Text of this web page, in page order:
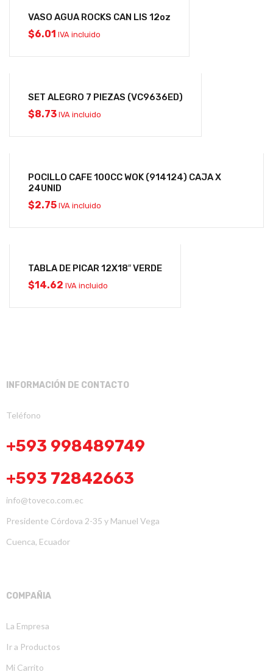
VASO AGUA ROCKS CAN LIS 12oz
$6.01 IVA incluido
SET ALEGRO 7 PIEZAS (VC9636ED)
$8.73 IVA incluido
POCILLO CAFE 100CC WOK (914124) CAJA X
24UNID
$2.75 IVA incluido
TABLA DE PICAR 12X18″ VERDE
$14.62 IVA incluido
INFORMACIÓN DE CONTACTO
Teléfono
+593 998489749
+593 72842663
info@toveco.com.ec
Presidente Córdova 2-35 y Manuel Vega
Cuenca, Ecuador
COMPAÑIA
La Empresa
Ir a Productos
Mi Carrito